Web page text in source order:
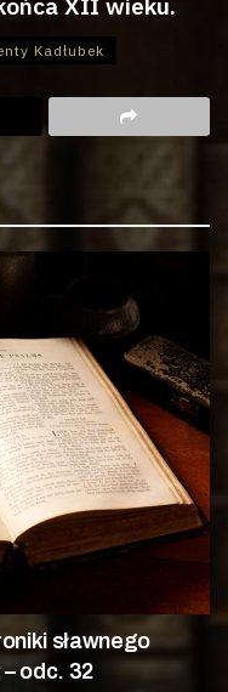
Kadłubek
sławnego
odc. 32